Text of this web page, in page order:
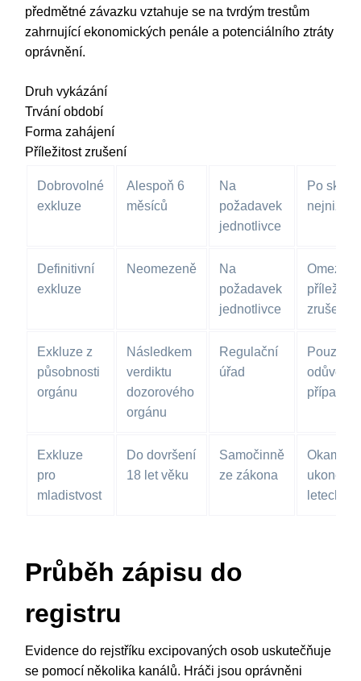
předmětné závazku vztahuje se na tvrdým trestům
zahrnující ekonomických penále a potenciálního ztráty
oprávnění.
Druh vykázání
Trvání období
Forma zahájení
Příležitost zrušení
Dobrovolné
exkluze
Alespoň 6
měsíců
Na
požadavek
jednotlivce
Po
nejnižší
Definitivní
exkluze
Neomezeně
Na
požadavek
jednotlivce
příležitost
zrušení
Exkluze z
působnosti
orgánu
Následkem
verdiktu
dozorového
orgánu
Regulační
úřad
Pouze v
Exkluze
pro
mladistvost
Do dovršení
18 let věku
Samočinně
ze zákona
Okamžité
letech
Průběh zápisu do
registru
Evidence do rejstříku excipovaných osob uskutečňuje
se pomocí několika kanálů. Hráči jsou oprávněni